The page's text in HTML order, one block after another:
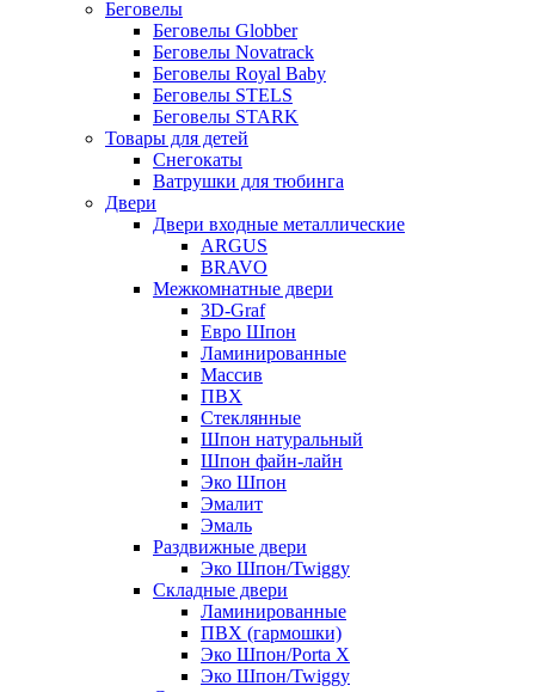
Беговелы
Беговелы Globber
Беговелы Novatrack
Беговелы Royal Baby
Беговелы STELS
Беговелы STARK
Товары для детей
Снегокаты
Ватрушки для тюбинга
Двери
Двери входные металлические
ARGUS
BRAVO
Межкомнатные двери
3D-Graf
Евро Шпон
Ламинированные
Массив
ПВХ
Стеклянные
Шпон натуральный
Шпон файн-лайн
Эко Шпон
Эмалит
Эмаль
Раздвижные двери
Эко Шпон/Twiggy
Складные двери
Ламинированные
ПВХ (гармошки)
Эко Шпон/Porta X
Эко Шпон/Twiggy